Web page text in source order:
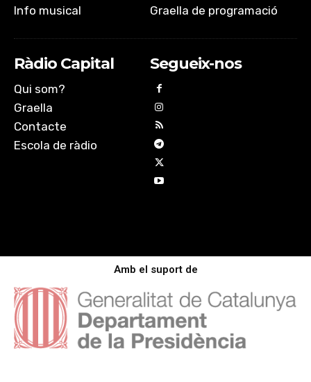
Info musical
Graella de programació
Ràdio Capital
Qui som?
Graella
Contacte
Escola de ràdio
Segueix-nos
Amb el suport de